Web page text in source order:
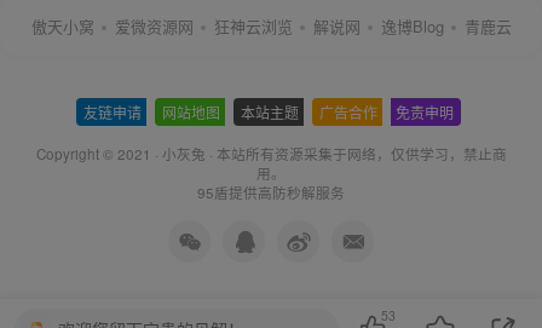
傲天小窝 爱微资源网 狂神云浏览 解说网 逸博Blog 青鹿云
友链申请 网站地图 本站主题 广告合作 免责申明
Copyright © 2021 · 小灰兔 · 本站所有资源采集于网络，仅供学习，禁止商
用。
95盾提供高防秒解服务
53